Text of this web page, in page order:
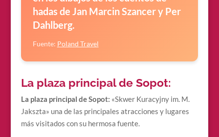
hadas de Jan Marcin Szancer y Per
Dahlberg.
Fuente: Poland Travel
La plaza principal de Sopot:
La plaza principal de Sopot: «Skwer Kuracyjny im. M.
Jakszta» una de las principales atracciones y lugares
más visitados con su hermosa fuente.